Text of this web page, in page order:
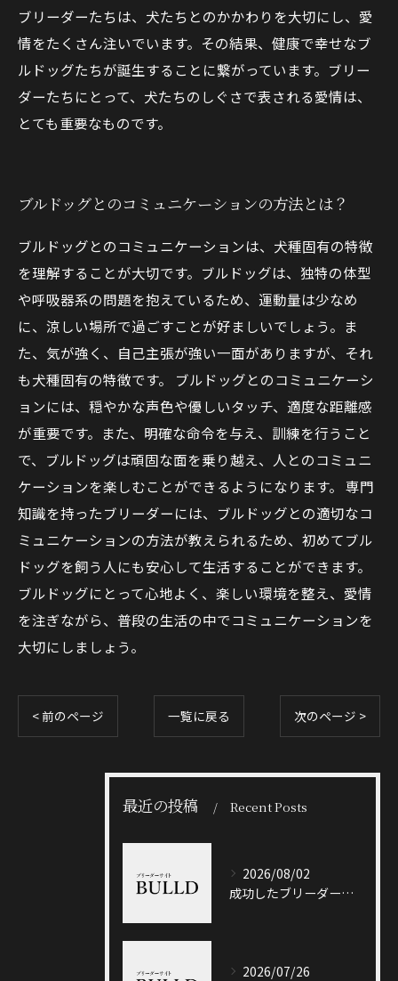
ブリーダーたちは、犬たちとのかかわりを大切にし、愛
情をたくさん注いでいます。その結果、健康で幸せなブ
ルドッグたちが誕生することに繋がっています。ブリー
ダーたちにとって、犬たちのしぐさで表される愛情は、
とても重要なものです。
ブルドッグとのコミュニケーションの方法とは？
ブルドッグとのコミュニケーションは、犬種固有の特徴
を理解することが大切です。ブルドッグは、独特の体型
や呼吸器系の問題を抱えているため、運動量は少なめ
に、涼しい場所で過ごすことが好ましいでしょう。ま
た、気が強く、自己主張が強い一面がありますが、それ
も犬種固有の特徴です。 ブルドッグとのコミュニケーシ
ョンには、穏やかな声色や優しいタッチ、適度な距離感
が重要です。また、明確な命令を与え、訓練を行うこと
で、ブルドッグは頑固な面を乗り越え、人とのコミュニ
ケーションを楽しむことができるようになります。 専門
知識を持ったブリーダーには、ブルドッグとの適切なコ
ミュニケーションの方法が教えられるため、初めてブル
ドッグを飼う人にも安心して生活することができます。
ブルドッグにとって心地よく、楽しい環境を整え、愛情
を注ぎながら、普段の生活の中でコミュニケーションを
大切にしましょう。
< 前のページ 一覧に戻る 次のページ >
最近の投稿 Recent Posts
2026/08/02
成功したブリーダーと岐阜県加茂郡八百津町で信頼できる出会い方徹底ガイド
2026/07/26